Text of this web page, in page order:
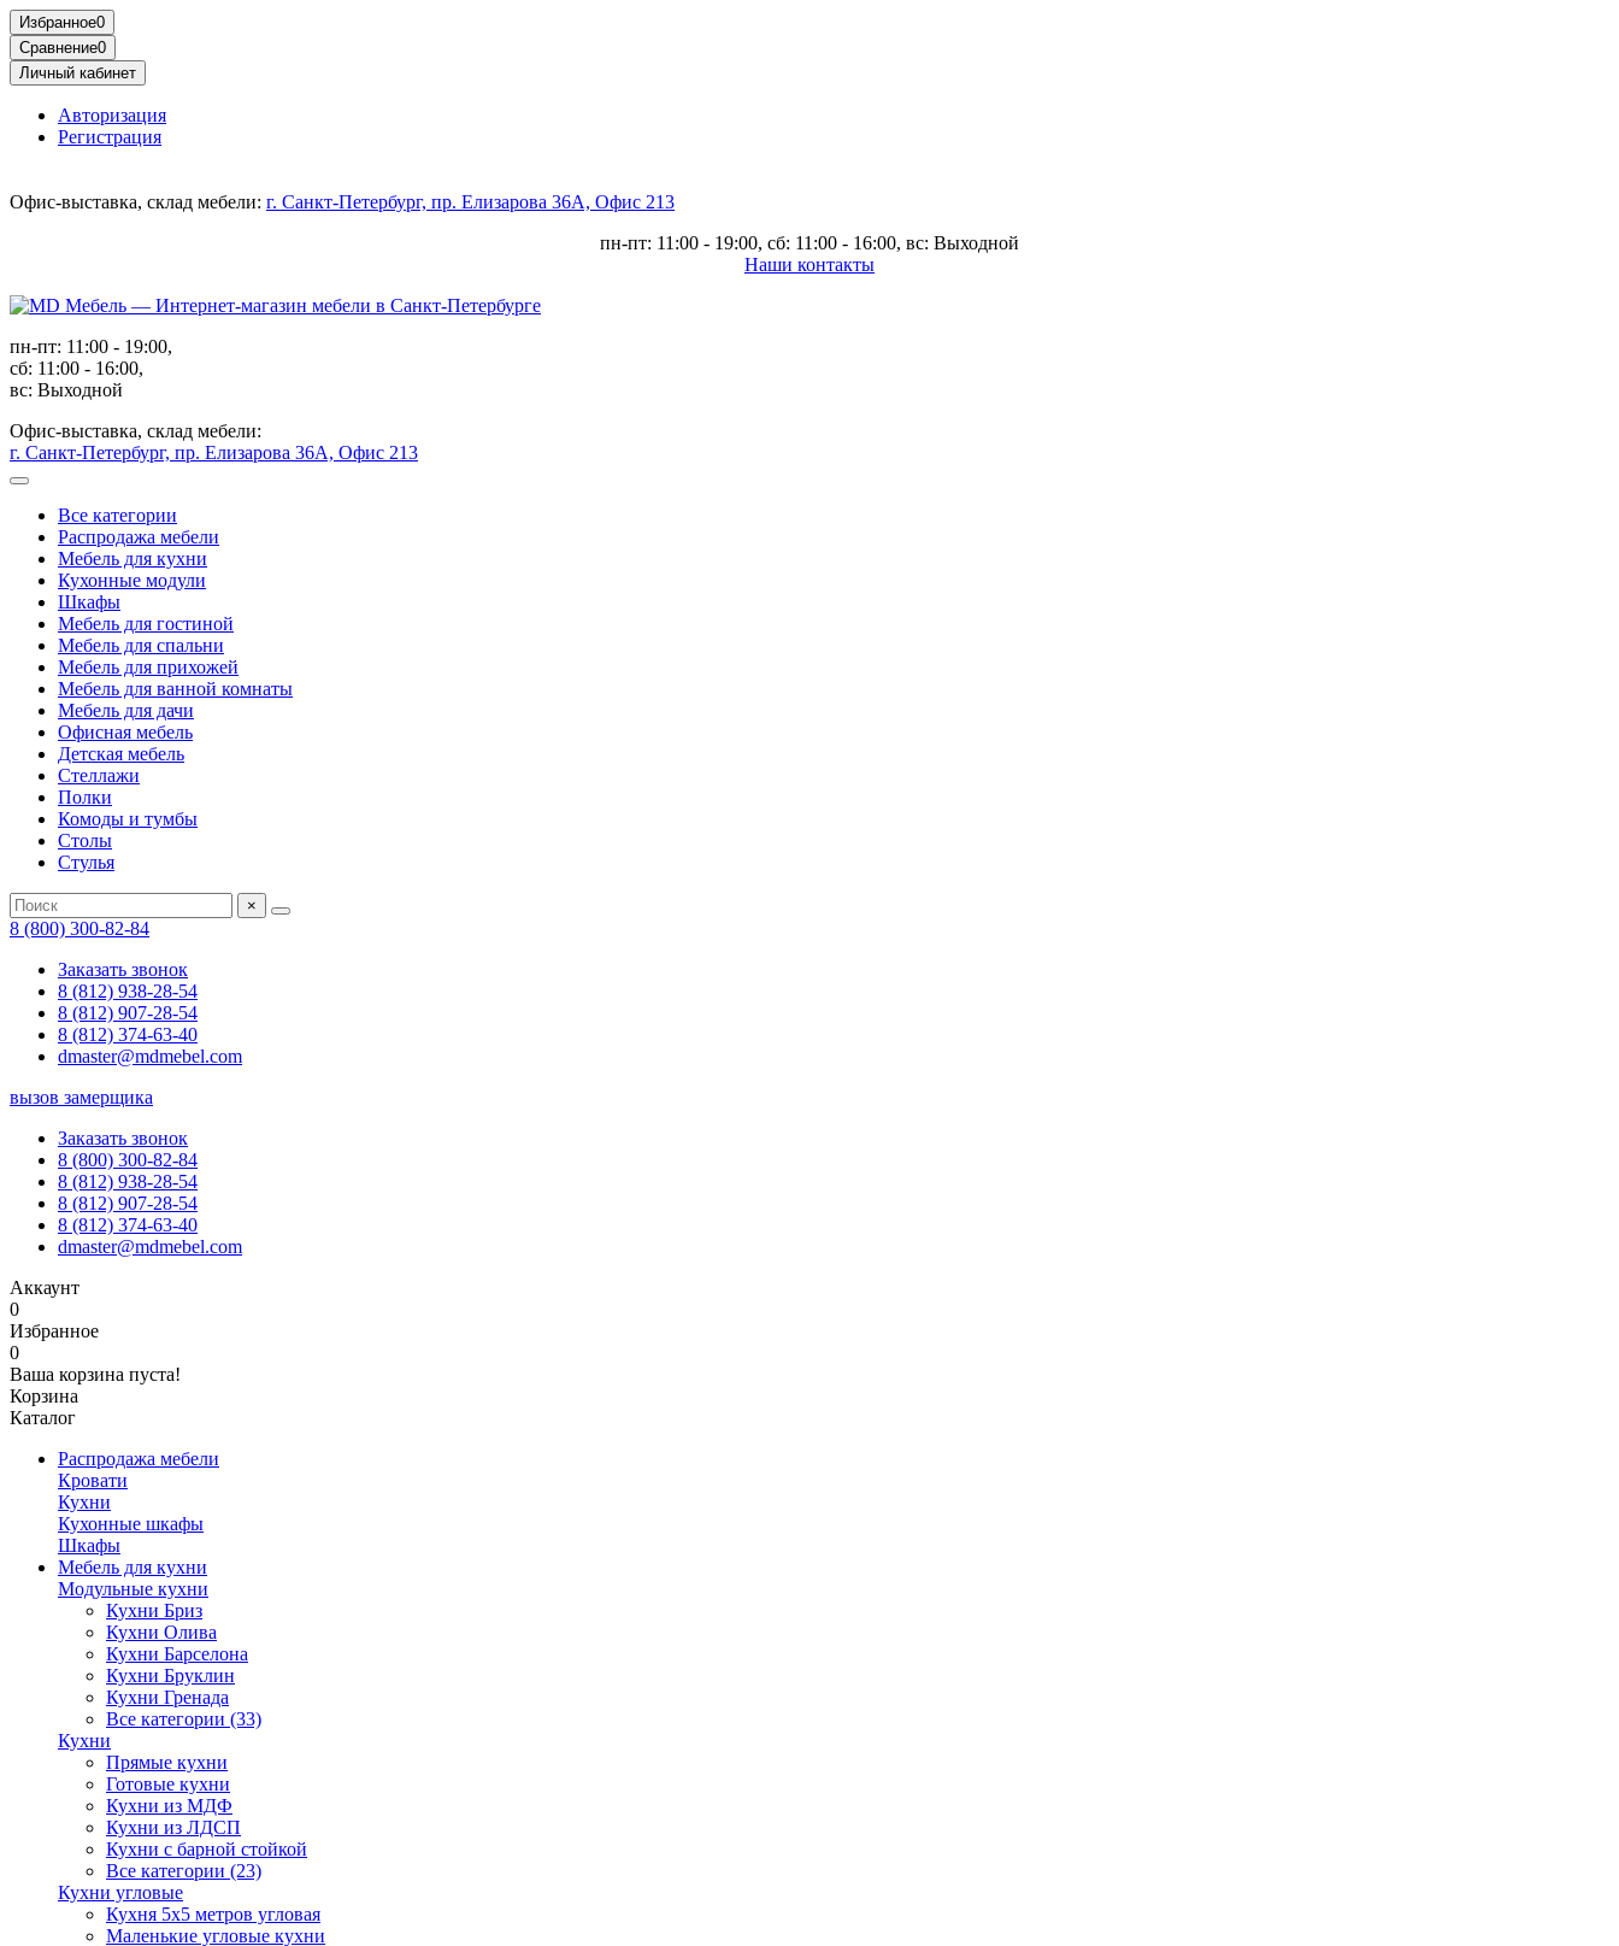
Избранное0
Сравнение0
Личный кабинет
Авторизация
Регистрация
Офис-выставка, склад мебели: г. Санкт-Петербург, пр. Елизарова 36А, Офис 213
пн-пт: 11:00 - 19:00, сб: 11:00 - 16:00, вс: Выходной
Наши контакты
пн-пт: 11:00 - 19:00,
сб: 11:00 - 16:00,
вс: Выходной
Офис-выставка, склад мебели:
г. Санкт-Петербург, пр. Елизарова 36А, Офис 213
Все категории
Распродажа мебели
Мебель для кухни
Кухонные модули
Шкафы
Мебель для гостиной
Мебель для спальни
Мебель для прихожей
Мебель для ванной комнаты
Мебель для дачи
Офисная мебель
Детская мебель
Стеллажи
Полки
Комоды и тумбы
Столы
Стулья
×
8 (800) 300-82-84
Заказать звонок
8 (812) 938-28-54
8 (812) 907-28-54
8 (812) 374-63-40
dmaster@mdmebel.com
вызов замерщика
Заказать звонок
8 (800) 300-82-84
8 (812) 938-28-54
8 (812) 907-28-54
8 (812) 374-63-40
dmaster@mdmebel.com
Аккаунт
0
Избранное
0
Ваша корзина пуста!
Корзина
Каталог
Распродажа мебели
Кровати
Кухни
Кухонные шкафы
Шкафы
Мебель для кухни
Модульные кухни
Кухни Бриз
Кухни Олива
Кухни Барселона
Кухни Бруклин
Кухни Гренада
Все категории (33)
Кухни
Прямые кухни
Готовые кухни
Кухни из МДФ
Кухни из ЛДСП
Кухни с барной стойкой
Все категории (23)
Кухни угловые
Кухня 5х5 метров угловая
Маленькие угловые кухни